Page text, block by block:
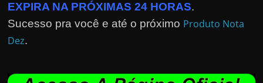
EXPIRA NA PRÓXIMAS 24 HORAS.
Sucesso pra você e até o próximo Produto Nota
Dez.